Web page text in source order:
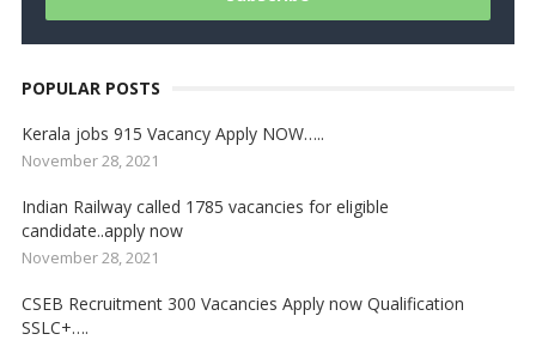
POPULAR POSTS
Kerala jobs 915 Vacancy Apply NOW…..
November 28, 2021
Indian Railway called 1785 vacancies for eligible
candidate..apply now
November 28, 2021
CSEB Recruitment 300 Vacancies Apply now Qualification
SSLC+….